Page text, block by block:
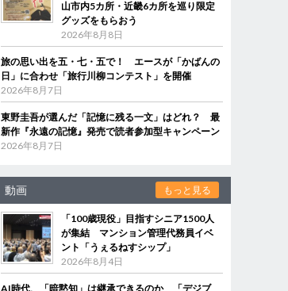
山市内5カ所・近畿6カ所を巡り限定
グッズをもらおう
2026年8月8日
旅の思い出を五・七・五で！ エースが「かばんの
日」に合わせ「旅行川柳コンテスト」を開催
2026年8月7日
東野圭吾が選んだ「記憶に残る一文」はどれ？ 最
新作『永遠の記憶』発売で読者参加型キャンペーン
2026年8月7日
動画 もっと見る
「100歳現役」目指すシニア1500人
が集結 マンション管理代務員イベ
ント「うぇるねすシップ」
2026年8月4日
AI時代、「暗黙知」は継承できるのか 「デジブ